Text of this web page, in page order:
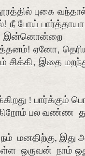
புகை
! நீ போய் பார்த்தாயா
இன்னொன்றை
! ஏனோ,
சிக்கி, இதை
! பார்க்கும்
பல வண்ண
நம் மனதிற்கு, இது
ஒருவன் நாம்